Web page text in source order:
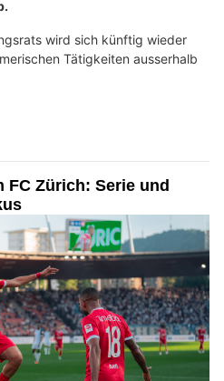
wird sich künftig wieder
Tätigkeiten ausserhalb
FC Zürich: Serie und